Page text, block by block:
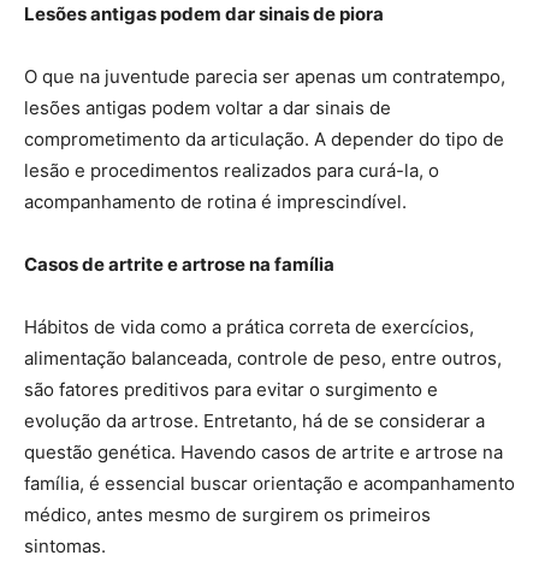
Lesões antigas podem dar sinais de piora
O que na juventude parecia ser apenas um contratempo,
lesões antigas podem voltar a dar sinais de
comprometimento da articulação. A depender do tipo de
lesão e procedimentos realizados para curá-la, o
acompanhamento de rotina é imprescindível.
Casos de artrite e artrose na família
Hábitos de vida como a prática correta de exercícios,
alimentação balanceada, controle de peso, entre outros,
são fatores preditivos para evitar o surgimento e
evolução da artrose. Entretanto, há de se considerar a
questão genética. Havendo casos de artrite e artrose na
família, é essencial buscar orientação e acompanhamento
médico, antes mesmo de surgirem os primeiros
sintomas.